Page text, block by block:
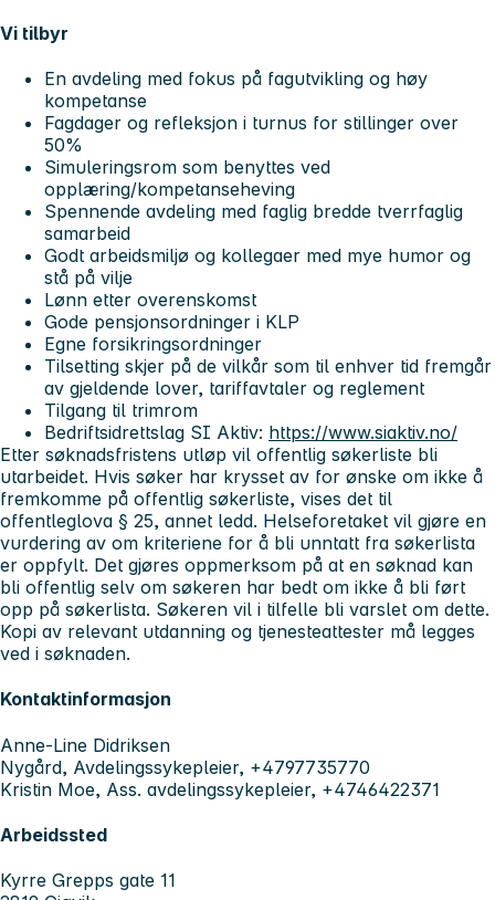
Vi tilbyr
En avdeling med fokus på fagutvikling og høy
kompetanse
Fagdager og refleksjon i turnus for stillinger over
50%
Simuleringsrom som benyttes ved
opplæring/kompetanseheving
Spennende avdeling med faglig bredde tverrfaglig
samarbeid
Godt arbeidsmiljø og kollegaer med mye humor og
stå på vilje
Lønn etter overenskomst
Gode pensjonsordninger i KLP
Egne forsikringsordninger
Tilsetting skjer på de vilkår som til enhver tid fremgår
av gjeldende lover, tariffavtaler og reglement
Tilgang til trimrom
Bedriftsidrettslag SI Aktiv: https://www.siaktiv.no/
Etter søknadsfristens utløp vil offentlig søkerliste bli
utarbeidet. Hvis søker har krysset av for ønske om ikke å
fremkomme på offentlig søkerliste, vises det til
offentleglova § 25, annet ledd. Helseforetaket vil gjøre en
vurdering av om kriteriene for å bli unntatt fra søkerlista
er oppfylt. Det gjøres oppmerksom på at en søknad kan
bli offentlig selv om søkeren har bedt om ikke å bli ført
opp på søkerlista. Søkeren vil i tilfelle bli varslet om dette.
Kopi av relevant utdanning og tjenesteattester må legges
ved i søknaden.
Kontaktinformasjon
Anne-Line Didriksen
Nygård, Avdelingssykepleier, +4797735770
Kristin Moe, Ass. avdelingssykepleier, +4746422371
Arbeidssted
Kyrre Grepps gate 11